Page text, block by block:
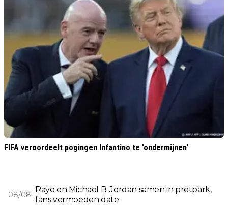
FIFA veroordeelt pogingen Infantino te 'ondermijnen'
08/08
Raye en Michael B. Jordan samen in pretpark,
fans vermoeden date